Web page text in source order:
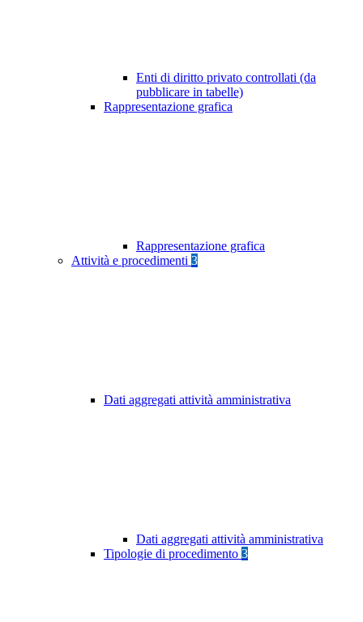
Enti di diritto privato controllati (da
pubblicare in tabelle)
Rappresentazione grafica
Rappresentazione grafica
Attività e procedimenti 3
Dati aggregati attività amministrativa
Dati aggregati attività amministrativa
Tipologie di procedimento 3